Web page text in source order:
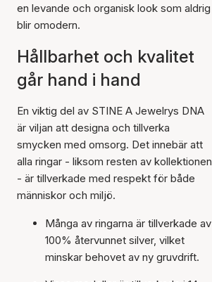
en levande och organisk look som aldrig
blir omodern.
Hållbarhet och kvalitet
går hand i hand
En viktig del av STINE A Jewelrys DNA
är viljan att designa och tillverka
smycken med omsorg. Det innebär att
alla ringar - liksom resten av kollektionen
- är tillverkade med respekt för både
människor och miljö.
Många av ringarna är tillverkade av
100% återvunnet silver, vilket
minskar behovet av ny gruvdrift.